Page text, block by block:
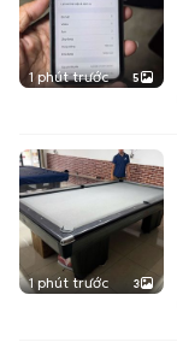
1 phút trước 5
1 phút trước 3